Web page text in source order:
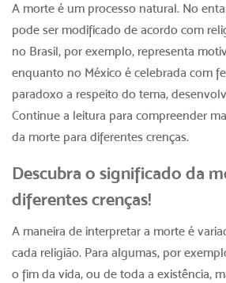
A morte é um processo natural. No
pode ser modificado de acordo com
no Brasil, por exemplo, representa
enquanto no México é celebrada com
paradoxo a respeito do tema,
Continue a leitura para compreender
da morte para diferentes crenças.
Descubra o significado da
diferentes crenças!
A maneira de interpretar a morte é
cada religião. Para algumas, por
o fim da vida, ou de toda a existência,